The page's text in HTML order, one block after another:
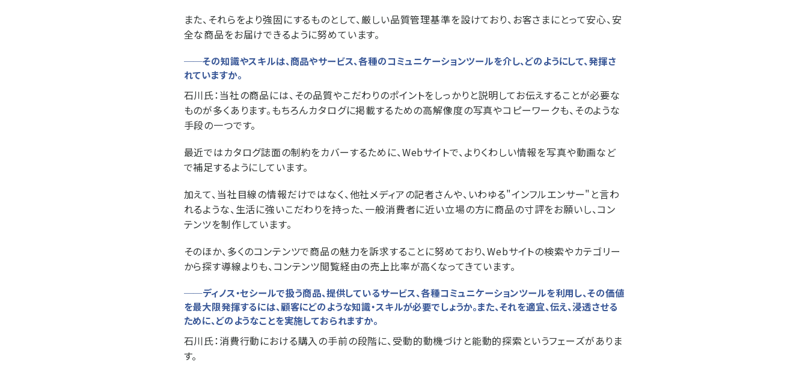
また、それらをより強固にするものとして、厳しい品質管理基準を設けており、お客さまにとって安心、安
全な商品をお届けできるように努めています。
──その知識やスキルは、商品やサービス、各種のコミュニケーションツールを介し、どのようにして、発揮さ
れていますか。
石川氏：当社の商品には、その品質やこだわりのポイントをしっかりと説明してお伝えすることが必要な
ものが多くあります。もちろんカタログに掲載するための高解像度の写真やコピーワークも、そのような
手段の一つです。
最近ではカタログ誌面の制約をカバーするために、Webサイトで、よりくわしい情報を写真や動画など
で補足するようにしています。
加えて、当社目線の情報だけではなく、他社メディアの記者さんや、いわゆる"インフルエンサー"と言わ
れるような、生活に強いこだわりを持った、一般消費者に近い立場の方に商品の寸評をお願いし、コン
テンツを制作しています。
そのほか、多くのコンテンツで商品の魅力を訴求することに努めており、Webサイトの検索やカテゴリー
から探す導線よりも、コンテンツ閲覧経由の売上比率が高くなってきています。
──ディノス・セシールで扱う商品、提供しているサービス、各種コミュニケーションツールを利用し、その価値
を最大限発揮するには、顧客にどのような知識・スキルが必要でしょうか。また、それを適宜、伝え、浸透させる
ために、どのようなことを実施しておられますか。
石川氏：消費行動における購入の手前の段階に、受動的動機づけと能動的探索というフェーズがありま
す。